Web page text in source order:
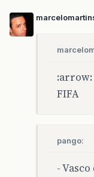
:arrow:
FIFA
pango:
-